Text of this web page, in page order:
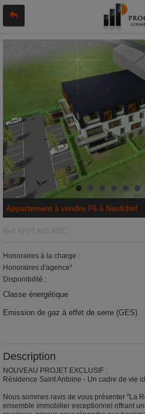
Appartement à vendre F6 à Neufchef
Ref. APPT.A03 RDC
Honoraires à la charge :
Honoraires d'agence*
Disponibilité :
Classe énergétique
Emission de gaz à effet de serre (GES)
Description
NOUVEAU PROJET EXCLUSIF :
Résidence Saint Antoine - Un cadre de vie
Nous sommes ravis de vous présenter "La
ensemble immobilier exceptionnel offrant